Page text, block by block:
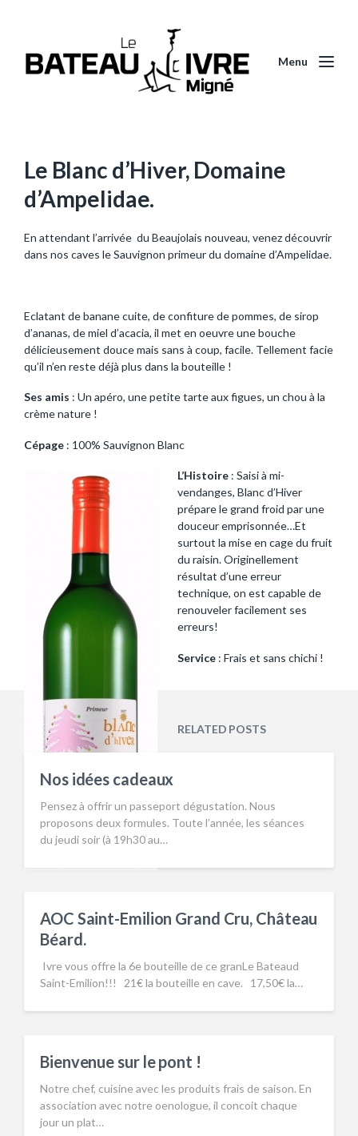
Menu
Le Blanc d’Hiver, Domaine
d’Ampelidae.
En attendant l’arrivée du Beaujolais nouveau, venez découvrir
dans nos caves le Sauvignon primeur du domaine d’Ampelidae.
Eclatant de banane cuite, de confiture de pommes, de sirop
d’ananas, de miel d’acacia, il met en oeuvre une bouche
délicieusement douce mais sans à coup, facile. Tellement facie
qu’il n’en reste déjà plus dans la bouteille !
Ses amis : Un apéro, une petite tarte aux figues, un chou à la
crème nature !
Cépage : 100% Sauvignon Blanc
L’Histoire : Saisi à mi-
vendanges, Blanc d’Hiver
prépare le grand froid par une
douceur emprisonnée…Et
surtout la mise en cage du fruit
du raisin. Originellement
résultat d’une erreur
technique, on est capable de
renouveler facilement ses
erreurs!
Service : Frais et sans chichi !
RELATED POSTS
Nos idées cadeaux
Pensez à offrir un passeport dégustation. Nous
proposons deux formules. Toute l’année, les séances
du jeudi soir (à 19h30 au…
AOC Saint-Emilion Grand Cru, Château
Béard.
Ivre vous offre la 6e bouteille de ce granLe Bateaud
Saint-Emilion!!! 21€ la bouteille en cave. 17,50€ la…
Bienvenue sur le pont !
Notre chef, cuisine avec les produits frais de saison. En
association avec notre oenologue, il concoit chaque
jour un plat…